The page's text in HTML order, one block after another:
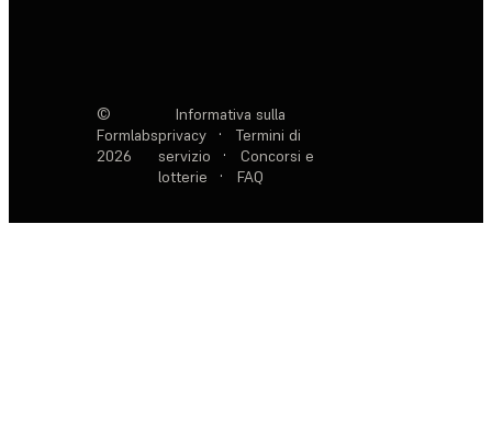
©
Formlabs
2026
Informativa sulla
privacy
·
Termini di
servizio
·
Concorsi e
lotterie
· FAQ